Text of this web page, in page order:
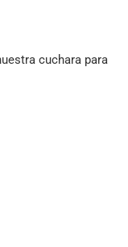
cuchara para